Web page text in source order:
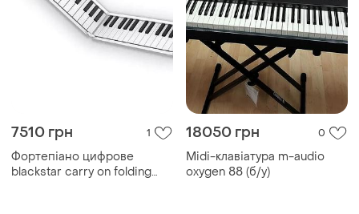
7510 грн 1
Фортепіано цифрове
blackstar carry on folding
18050 грн 0
Midi-клавіатура m-audio
oxygen 88 (б/у)